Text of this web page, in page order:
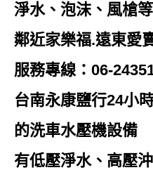
淨水、泡沫、風槍
鄰近家樂福.遠東愛
服務專線：06-
台南永康鹽行24小
的洗車水壓機設備
有低壓淨水、 高壓